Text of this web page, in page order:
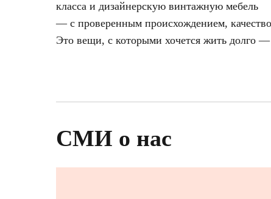
класса и дизайнерскую винтажную мебель
— с проверенным происхождением,
Это вещи, с которыми хочется жить долго —
СМИ о нас